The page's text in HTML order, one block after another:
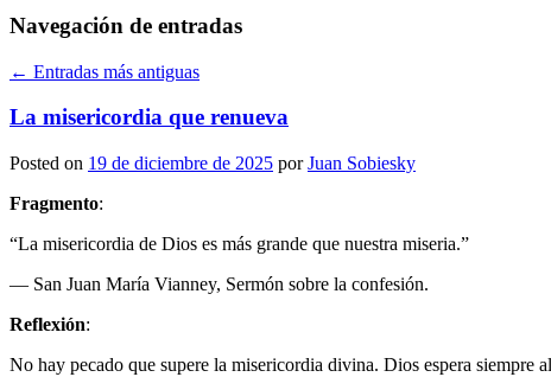
Navegación de entradas
← Entradas más antiguas
La misericordia que renueva
Posted on 19 de diciembre de 2025 porJuan Sobiesky
Fragmento:
“La misericordia de Dios es más grande que nuestra miseria.”
— San Juan María Vianney, Sermón sobre la confesión.
Reflexión:
No hay pecado que supere la misericordia divina. Dios espera siempre